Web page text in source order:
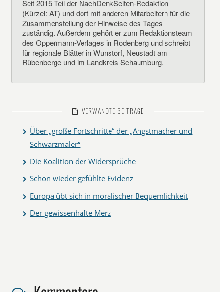
Seit 2015 Teil der NachDenkSeiten-Redaktion
(Kürzel: AT) und dort mit anderen Mitarbeitern für die
Zusammenstellung der Hinweise des Tages
zuständig. Außerdem gehört er zum Redaktionsteam
des Oppermann-Verlages in Rodenberg und schreibt
für regionale Blätter in Wunstorf, Neustadt am
Rübenberge und im Landkreis Schaumburg.
VERWANDTE BEITRÄGE
Über „große Fortschritte“ der „Angstmacher und
Schwarzmaler“
Die Koalition der Widersprüche
Schon wieder gefühlte Evidenz
Europa übt sich in moralischer Bequemlichkeit
Der gewissenhafte Merz